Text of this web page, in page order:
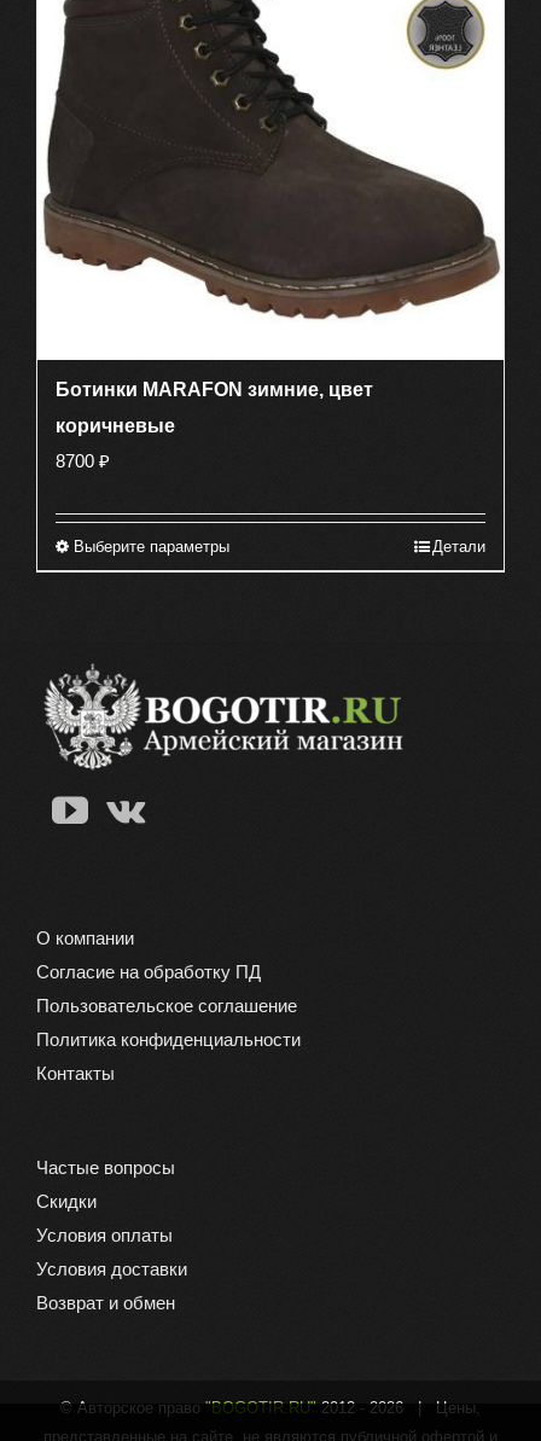
Опции
можно
выбрать
на
странице
Ботинки MARAFON зимние, цвет
коричневые
8700 ₽
Выберите параметрыЭтот
Опции
можно
Детали
О компании
Согласие на обработку ПД
Пользовательское соглашение
Политика конфиденциальности
Контакты
Частые вопросы
Скидки
Условия оплаты
Условия доставки
Возврат и обмен
© Авторское право "BOGOTIR.RU" 2012 - 2026 | Цены,
представленные на сайте, не являются публичной офертой и